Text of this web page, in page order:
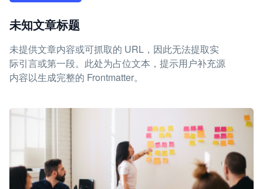
未知文章标题
未提供文章内容或可抓取的 URL，因此无法提取实
际引言或第一段。此处为占位文本，提示用户补充源
内容以生成完整的 Frontmatter。